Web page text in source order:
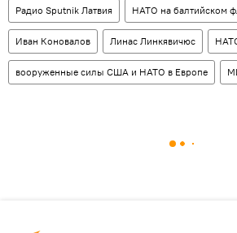
Радио Sputnik Латвия НАТО на балтийском
Иван Коновалов Линас Линкявичюс
вооруженные силы США и НАТО в Европе